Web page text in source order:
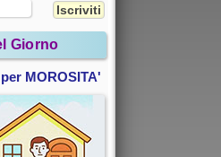
Giorno
MOROSITA'